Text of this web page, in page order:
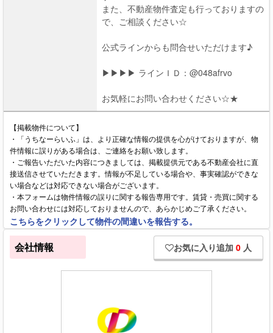
また、不動産物件査定も行っておりますの
で、ご相談ください☆
公式ラインからも問合せいただけます♪
▶▶▶▶ ラインＩＤ：@048afrvo
お気軽にお問い合わせください☆★
【掲載物件について】
・「うちなーらいふ」は、より正確な情報の提供を心がけておりますが、物
件情報に誤りがある場合は、ご連絡をお願い致します。
・ご報告いただいた内容につきましては、掲載提供元である不動産会社に直
接送信させていただきます。情報が不足している場合や、事実確認ができな
い場合などは対応できない場合がございます。
・本フォームは物件情報の誤りに関する報告専用です。賃貸・売買に関する
お問い合わせには対応しておりませんので、あらかじめご了承ください。
こちらをクリックして物件の間違いを報告する。
会社情報 お気に入り追加 0 人